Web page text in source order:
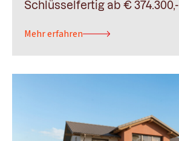
Schlüsselfertig ab € 374.300,-
Mehr erfahren